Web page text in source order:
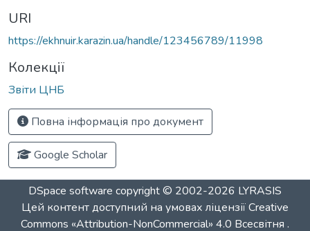
URI
https://ekhnuir.karazin.ua/handle/123456789/11998
Колекції
Звіти ЦНБ
Повна інформація про документ
Google Scholar
DSpace software copyright © 2002-2026 LYRASIS
Цей контент доступний на умовах ліцензіїCreative
Commons «Attribution-NonCommercial» 4.0 Всесвітня .